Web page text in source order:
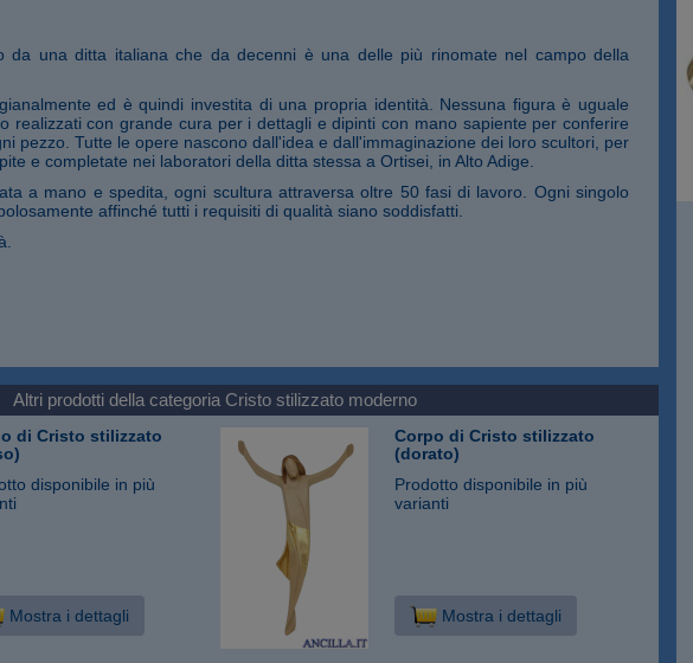
da una ditta italiana che da decenni è una delle più rinomate nel campo della
ed è quindi investita di una propria identità. Nessuna figura è uguale
realizzati con grande cura per i dettagli e dipinti con mano sapiente per conferire
pezzo. Tutte le opere nascono dall'idea e dall'immaginazione dei loro scultori, per
e completate nei laboratori della ditta stessa a Ortisei, in Alto Adige.
a mano e spedita, ogni scultura attraversa oltre 50 fasi di lavoro. Ogni singolo
affinché tutti i requisiti di qualità siano soddisfatti.
Altri prodotti della categoria Cristo stilizzato moderno
di Cristo stilizzato
disponibile in più
Mostra i dettagli
Corpo di Cristo stilizzato
(dorato)
Prodotto disponibile in più
varianti
Mostra i dettagli